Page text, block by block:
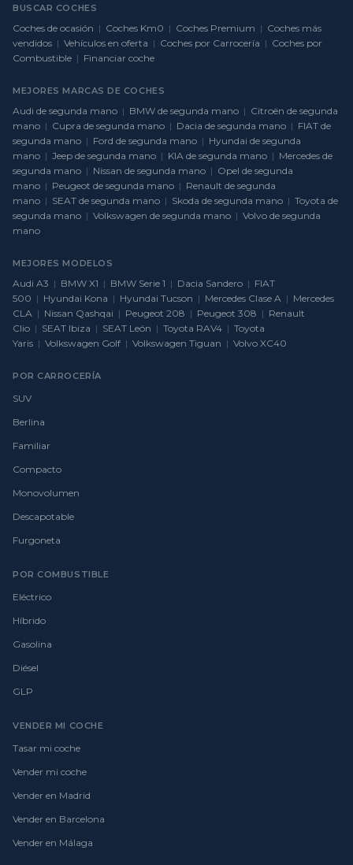
BUSCAR COCHES
Coches de ocasión | Coches Km0 | Coches Premium | Coches más
vendidos | Vehículos en oferta | Coches por Carrocería | Coches por
Combustible | Financiar coche
MEJORES MARCAS DE COCHES
Audi de segunda mano | BMW de segunda mano | Citroën de segunda
mano | Cupra de segunda mano | Dacia de segunda mano | FIAT de
segunda mano | Ford de segunda mano | Hyundai de segunda
mano | Jeep de segunda mano | KIA de segunda mano | Mercedes de
segunda mano | Nissan de segunda mano | Opel de segunda
mano | Peugeot de segunda mano | Renault de segunda
mano | SEAT de segunda mano | Skoda de segunda mano | Toyota de
segunda mano | Volkswagen de segunda mano | Volvo de segunda
mano
MEJORES MODELOS
Audi A3 | BMW X1 | BMW Serie 1 | Dacia Sandero | FIAT
500 | Hyundai Kona | Hyundai Tucson | Mercedes Clase A | Mercedes
CLA | Nissan Qashqai | Peugeot 208 | Peugeot 308 | Renault
Clio | SEAT Ibiza | SEAT León | Toyota RAV4 | Toyota
Yaris | Volkswagen Golf | Volkswagen Tiguan | Volvo XC40
POR CARROCERÍA
SUV
Berlina
Familiar
Compacto
Monovolumen
Descapotable
Furgoneta
POR COMBUSTIBLE
Eléctrico
Híbrido
Gasolina
Diésel
GLP
VENDER MI COCHE
Tasar mi coche
Vender mi coche
Vender en Madrid
Vender en Barcelona
Vender en Málaga